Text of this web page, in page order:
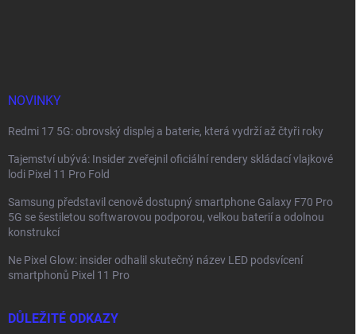
NOVINKY
Redmi 17 5G: obrovský displej a baterie, která vydrží až čtyři roky
Tajemství ubývá: Insider zveřejnil oficiální rendery skládací vlajkové
lodi Pixel 11 Pro Fold
Samsung představil cenově dostupný smartphone Galaxy F70 Pro
5G se šestiletou softwarovou podporou, velkou baterií a odolnou
konstrukcí
Ne Pixel Glow: insider odhalil skutečný název LED podsvícení
smartphonů Pixel 11 Pro
DŮLEŽITÉ ODKAZY